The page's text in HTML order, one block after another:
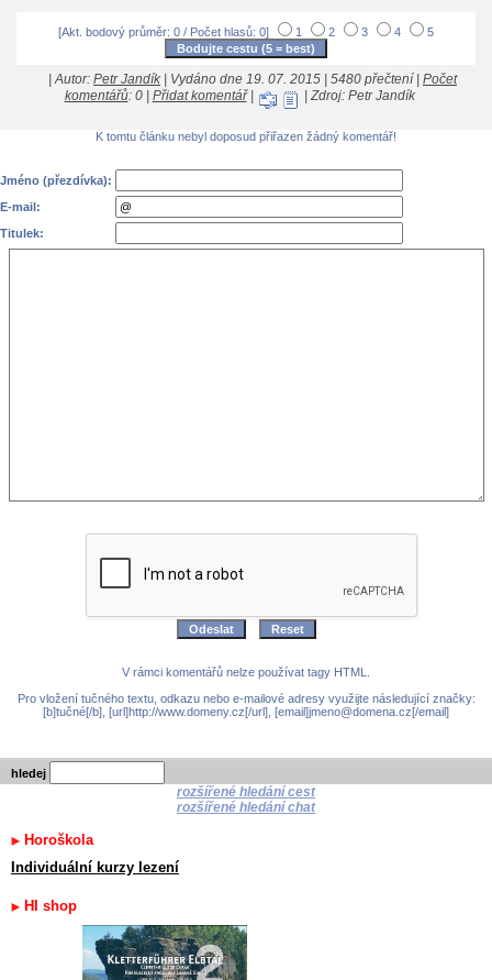
[Akt. bodový průměr: 0 / Počet hlasů: 0] 1 2 3 4 5
| Autor: Petr Jandík | Vydáno dne 19. 07. 2015 | 5480 přečtení | Počet
komentářů: 0 | Přidat komentář| | Zdroj: Petr Jandík
K tomtu článku nebyl doposud přiřazen žádný komentář!
Jméno (přezdívka):
E-mail:
Titulek:
V rámci komentářů nelze používat tagy HTML.
Pro vložení tučného textu, odkazu nebo e-mailové adresy využijte následující značky:
[b]tučné[/b], [url]http://www.domeny.cz[/url], [email]jmeno@domena.cz[/email]
hledej
rozšířené hledání cest
rozšířené hledání chat
Horoškola
Individuální kurzy lezení
HI shop